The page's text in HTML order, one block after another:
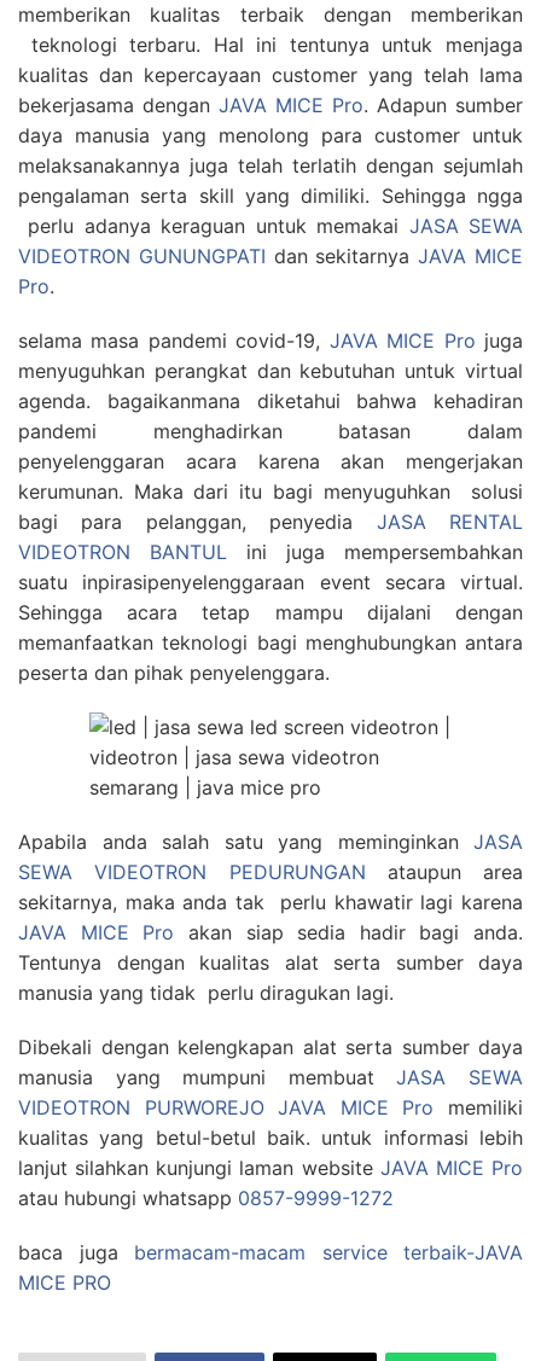
memberikan kualitas terbaik dengan memberikan
teknologi terbaru. Hal ini tentunya untuk menjaga
kualitas dan kepercayaan customer yang telah lama
bekerjasama dengan JAVA MICE Pro. Adapun sumber
daya manusia yang menolong para customer untuk
melaksanakannya juga telah terlatih dengan sejumlah
pengalaman serta skill yang dimiliki. Sehingga ngga
perlu adanya keraguan untuk memakai JASA SEWA
VIDEOTRON GUNUNGPATI dan sekitarnyaJAVA MICE
Pro.
selama masa pandemi covid-19, JAVA MICE Pro juga
menyuguhkan perangkat dan kebutuhan untuk virtual
agenda. bagaikanmana diketahui bahwa kehadiran
pandemi menghadirkan batasan dalam
penyelenggaran acara karena akan mengerjakan
kerumunan. Maka dari itu bagi menyuguhkan solusi
bagi para pelanggan, penyedia JASA RENTAL
VIDEOTRON BANTUL ini juga mempersembahkan
suatu inpirasipenyelenggaraan event secara virtual.
Sehingga acara tetap mampu dijalani dengan
memanfaatkan teknologi bagi menghubungkan antara
peserta dan pihak penyelenggara.
Apabila anda salah satu yang meminginkan JASA
SEWA VIDEOTRON PEDURUNGAN ataupun area
sekitarnya, maka anda tak perlu khawatir lagi karena
JAVA MICE Pro akan siap sedia hadir bagi anda.
Tentunya dengan kualitas alat serta sumber daya
manusia yang tidak perlu diragukan lagi.
Dibekali dengan kelengkapan alat serta sumber daya
manusia yang mumpuni membuatJASA SEWA
VIDEOTRON PURWOREJO JAVA MICE Pro memiliki
kualitas yang betul-betul baik. untuk informasi lebih
lanjut silahkan kunjungi laman website JAVA MICE Pro
atau hubungi whatsapp 0857-9999-1272
baca juga bermacam-macam service terbaik-JAVA
MICE PRO